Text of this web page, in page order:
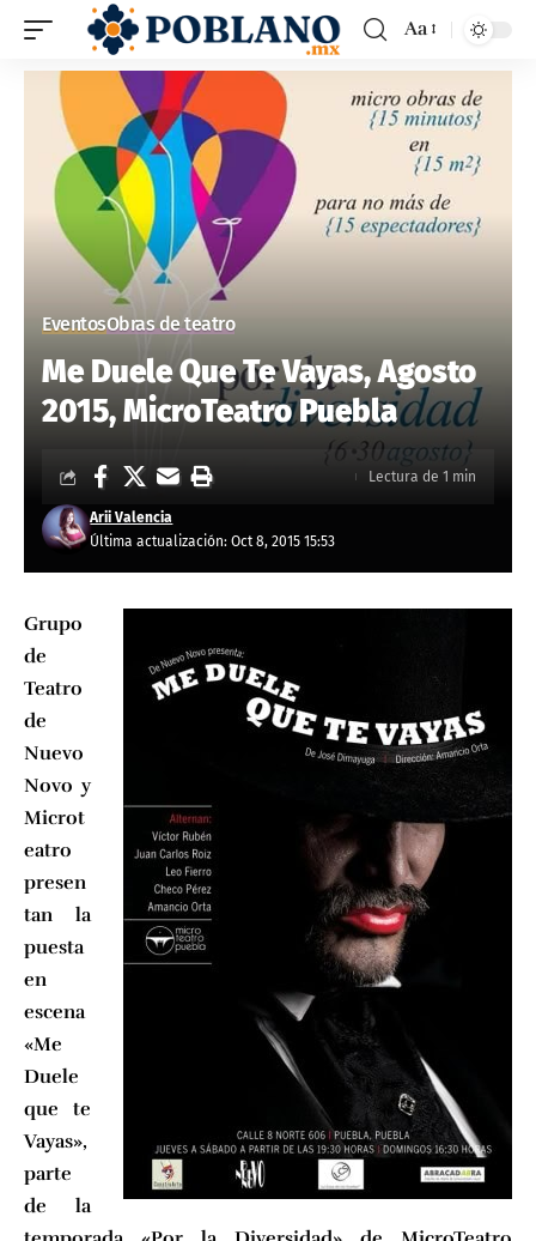
Aa
EventosObras de teatro
Me Duele Que Te Vayas, Agosto
2015, MicroTeatro Puebla
Última actualización: Oct 8, 2015 15:53
Arii Valencia
Lectura de 1 min
Grupo
de
Teatro
de
Nuevo
Novo y
Microt
eatro
presen
tan la
puesta
en
escena
«Me
Duele
que te
Vayas»,
parte
de la